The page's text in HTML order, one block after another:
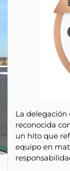
La delegación
reconocida
un hito que
equipo en